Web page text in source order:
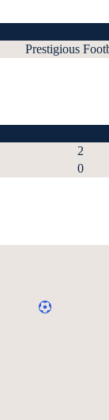
Prestigious
2
0